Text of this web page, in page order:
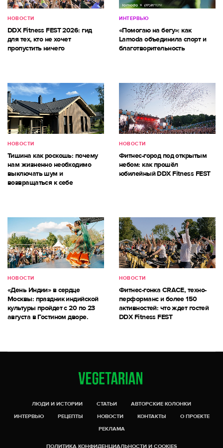
НОВОСТИ
DDX Fitness FEST 2026: гид
для тех, кто не хочет
пропустить ничего
ИНТЕРВЬЮ
«Помогаю на бегу»: как
Lamoda объединила спорт и
благотворительность
НОВОСТИ
Тишина как роскошь: почему
нам жизненно необходимо
выключать шум и
возвращаться к себе
НОВОСТИ
Фитнес-город под открытым
небом: как прошёл
юбилейный DDX Fitness FEST
НОВОСТИ
«День Индии» в сердце
Москвы: праздник индийской
культуры пройдет с 20 по 23
августа в Гостином дворе.
НОВОСТИ
Фитнес-гонка CRACE, техно-
перформанс и более 150
активностей: что ждет гостей
DDX Fitness FEST
ЛЮДИ И ИСТОРИИ СТАТЬИ
АВТОРСКИЕ КОЛОНКИ
ИНТЕРВЬЮ
РЕЦЕПТЫ НОВОСТИ КОНТАКТЫ
О ПРОЕКТЕ
РЕКЛАМА
ПОЛИТИКА КОНФИДЕНЦИАЛЬНОСТИ И COOKIES